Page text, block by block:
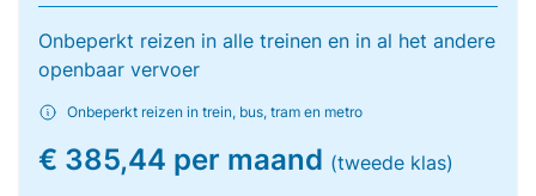
Onbeperkt reizen in alle treinen en in al het andere
openbaar vervoer
Onbeperkt reizen in trein, bus, tram en metro
€ 385,44 per maand (tweede klas)